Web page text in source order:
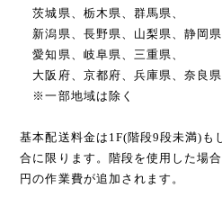
茨城県、栃木県、群馬県、
新潟県、長野県、山梨県、静岡県
愛知県、岐阜県、三重県、
大阪府、京都府、兵庫県、奈
※一部地域は除く
基本配送料金は1F(階段9段未満)も
合に限ります。階段を使用した場
円の作業費が追加されます。